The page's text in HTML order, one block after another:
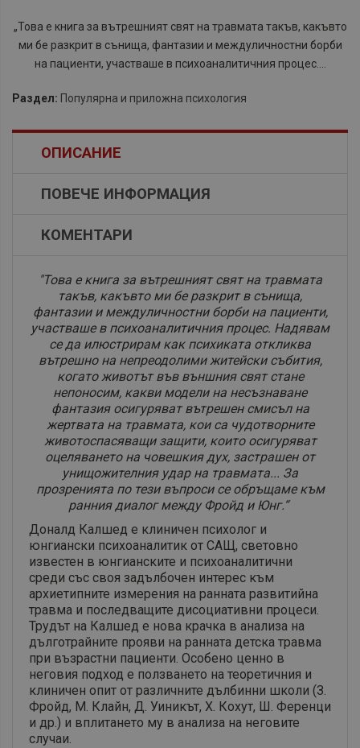
„Това е книга за вътрешният свят на травмата такъв, какъвто
ми бе разкрит в сънища, фантазии и междуличностни борби
на пациенти, участваше в психоаналитичния процес....
Раздел: Популярна и приложна психология
ОПИСАНИЕ
ПОВЕЧЕ ИНФОРМАЦИЯ
КОМЕНТАРИ
"Това е книга за вътрешният свят на травмата
такъв, какъвто ми бе разкрит в сънища,
фантазии и междуличностни борби на пациенти,
участваше в психоаналитичния процес. Надявам
се да илюстрирам как психиката откликва
вътрешно на непреодолими житейски събития,
когато животът във външния свят стане
непоносим, какви модели на несъзнаване
фантазия осигуряват вътрешен смисъл на
жертвата на травмата, кои са чудотворните
животоспасяващи защити, които осигуряват
оцеляването на човешкия дух, застрашен от
унищожителния удар на травмата... За
прозренията по тези въпроси се обръщаме към
ранния диалог между Фройд и Юнг.“
Доналд Калшед е клиничен психолог и
юнгиански психоаналитик от САЩ, световно
известен в юнгианските и психоаналитични
среди със своя задълбочен интерес към
архиетипните измерения на ранната развитийна
травма и последващите дисоциативни процеси.
Трудът на Калшед е нова крачка в анализа на
дълготрайните прояви на ранната детска травма
при възрастни пациенти. Особено ценно в
неговия подход е ползването на теоретичния и
клиничен опит от различните дълбинни школи (З.
Фройд, М. Клайн, Д. Уиникът, Х. Кохут, Ш. Ференци
и др.) и вплитането му в анализа на неговите
случаи.